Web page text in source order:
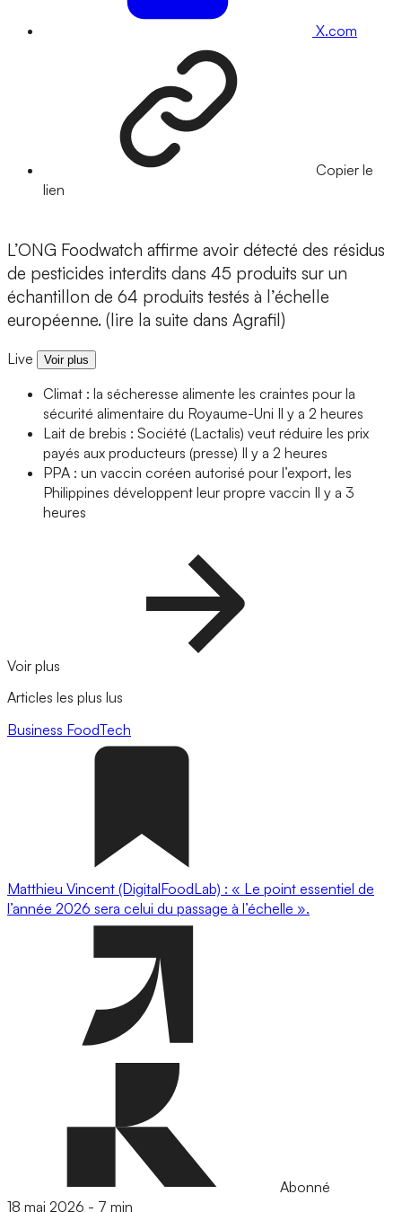
X.com
Copier le
lien
L’ONG Foodwatch affirme avoir détecté des résidus
de pesticides interdits dans 45 produits sur un
échantillon de 64 produits testés à l’échelle
européenne. (lire la suite dans Agrafil)
Live Voir plus
Climat : la sécheresse alimente les craintes pour la
sécurité alimentaire du Royaume-Uni Il y a 2 heures
Lait de brebis : Société (Lactalis) veut réduire les prix
payés aux producteurs (presse) Il y a 2 heures
PPA : un vaccin coréen autorisé pour l’export, les
Philippines développent leur propre vaccin Il y a 3
heures
Voir plus
Articles les plus lus
Business FoodTech
Matthieu Vincent (DigitalFoodLab) : « Le point essentiel de
l’année 2026 sera celui du passage à l’échelle ».
Abonné
18 mai 2026 - 7 min